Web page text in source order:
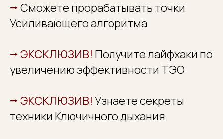
⭢ Сможете прорабатывать точки
Усиливающего алгоритма
⭢ ЭКСКЛЮЗИВ! Получите лайфхаки по
увеличению эффективности ТЭО
⭢ ЭКСКЛЮЗИВ! Узнаете секреты
техники Ключичного дыхания
И ПОЛУЧИТЕ АВТОРСКИЕ ПОДАРКИ